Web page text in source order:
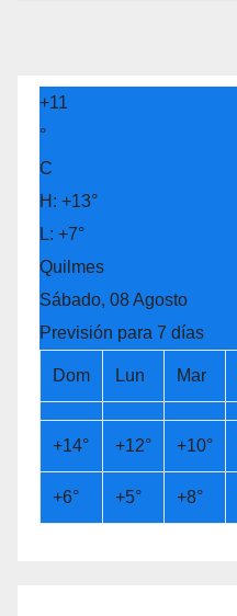
+11
°
C
H: +13°
L: +7°
Quilmes
Sábado, 08 Agosto
Previsión para 7 días
Dom Lun Mar
+14° +12° +10°
+6° +5° +8°